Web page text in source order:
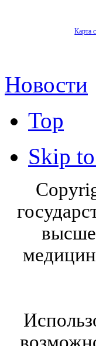
Карта
Новости
Top
Skip